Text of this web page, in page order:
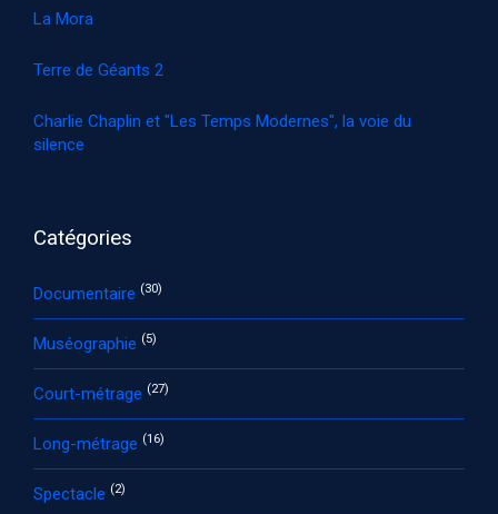
La Mora
Terre de Géants 2
Charlie Chaplin et "Les Temps Modernes", la voie du
silence
Catégories
Documentaire (30)
Muséographie (5)
Court-métrage (27)
Long-métrage (16)
Spectacle (2)